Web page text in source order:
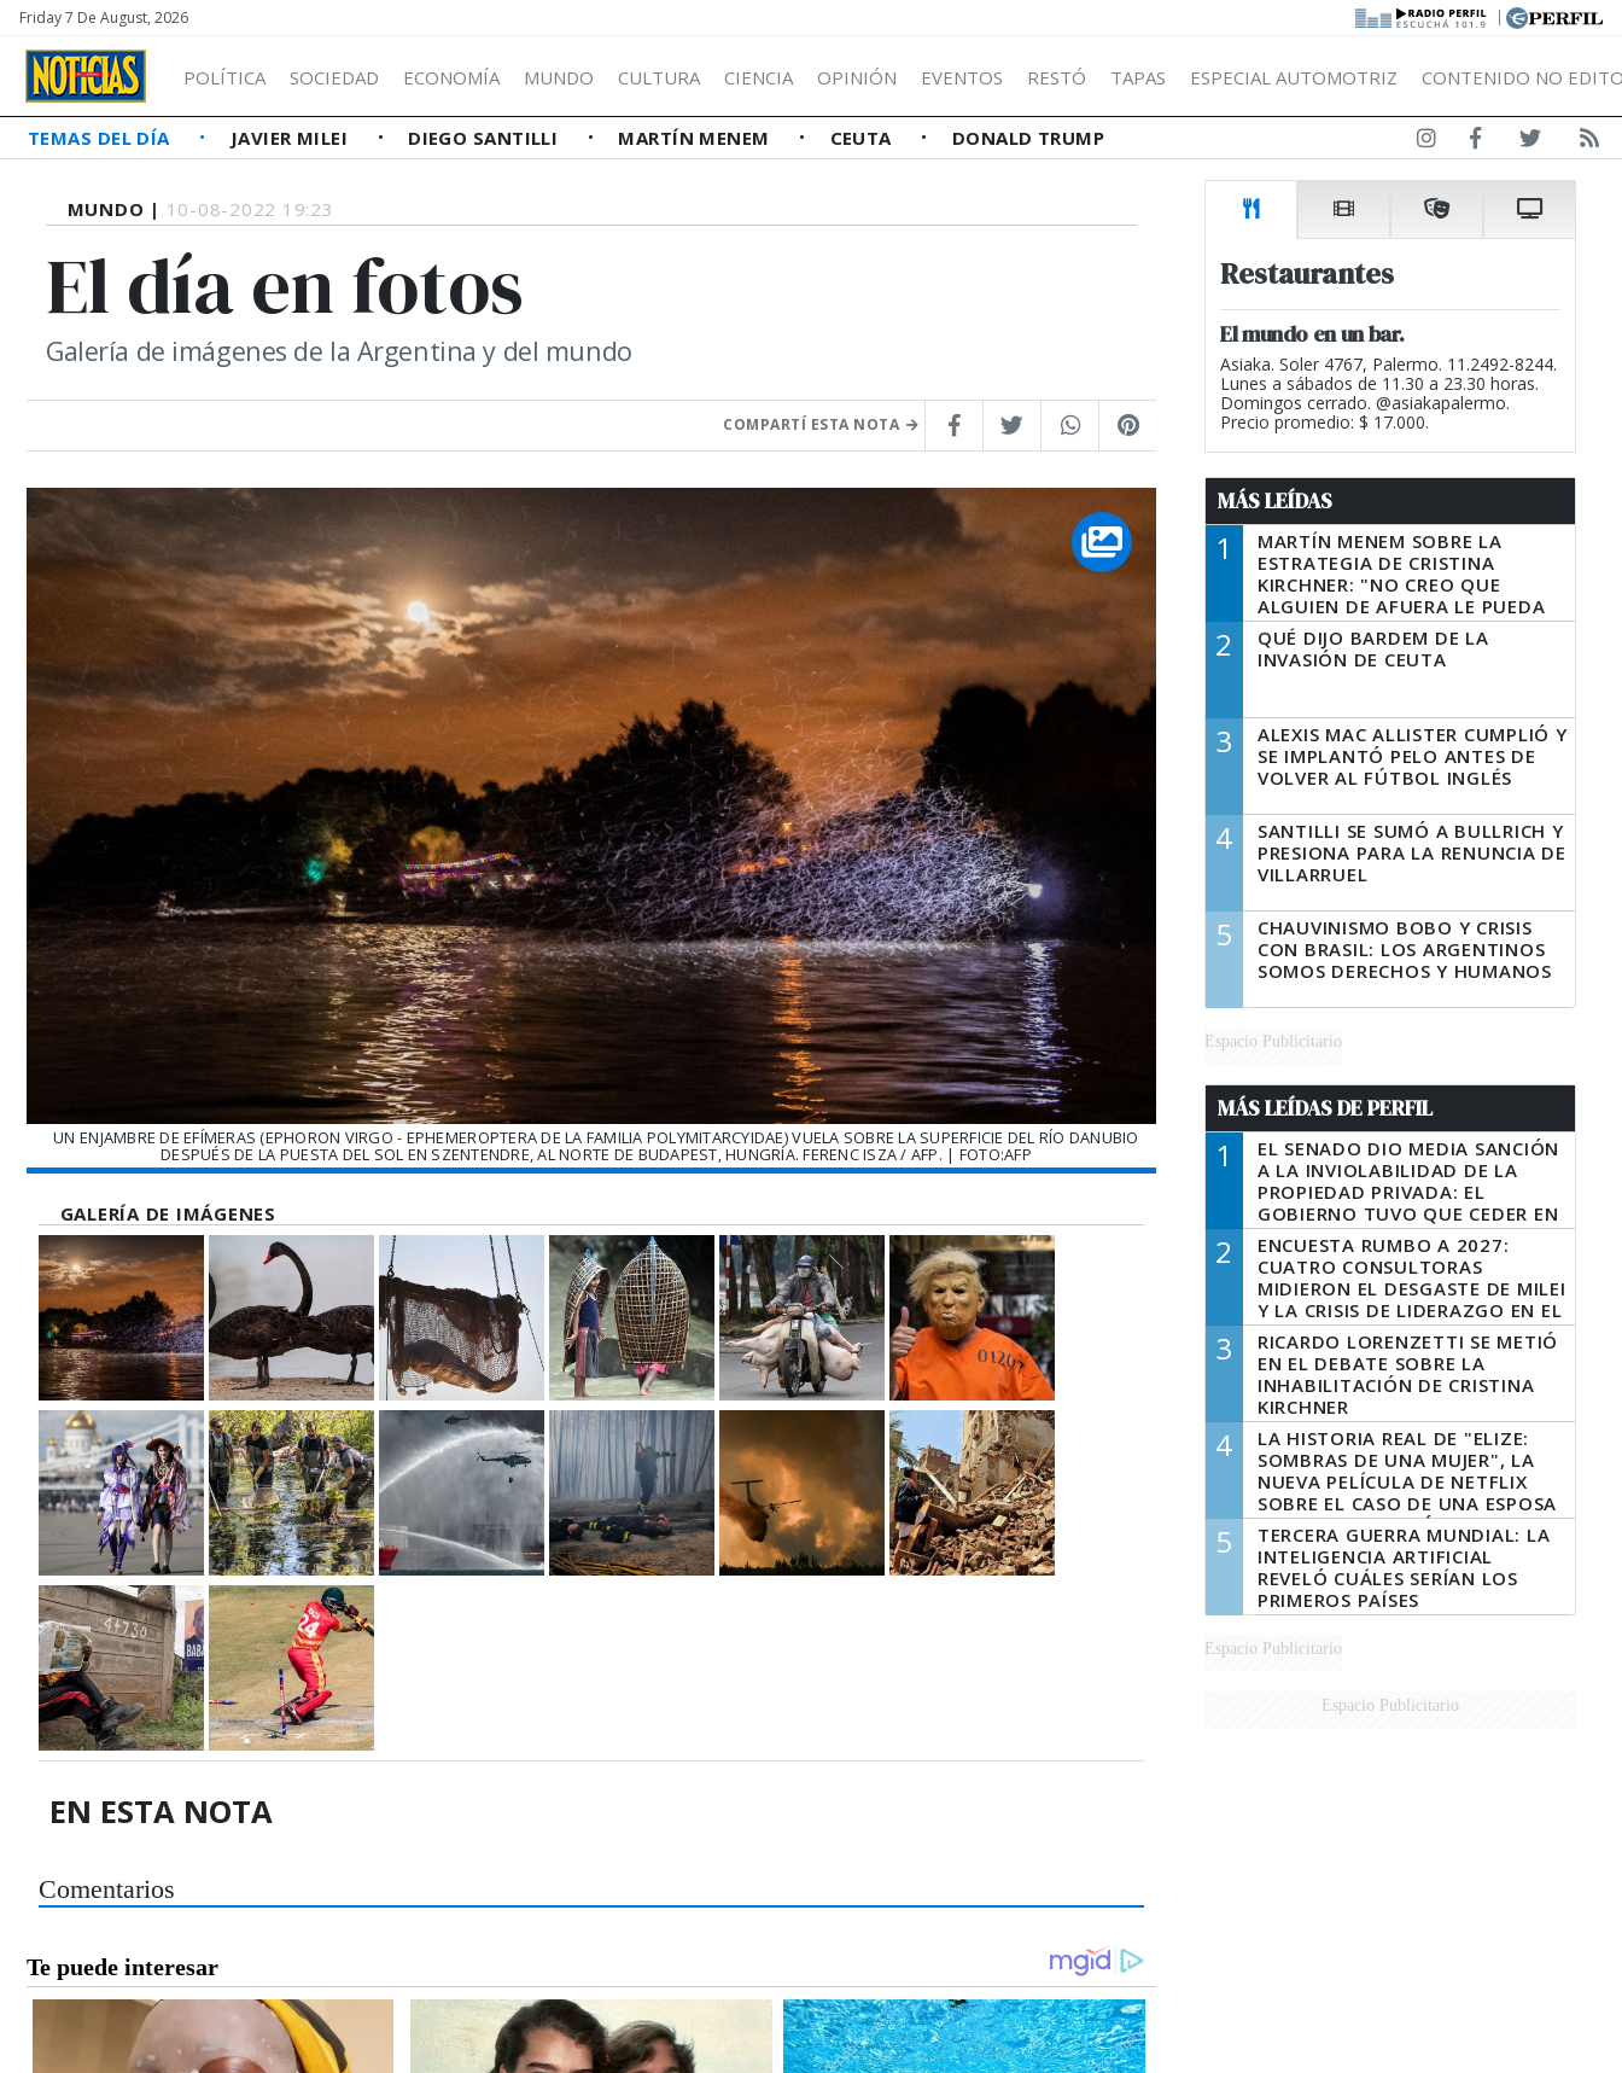
Friday 7 De August, 2026 |
POLÍTICA SOCIEDAD ECONOMÍA MUNDO CULTURA CIENCIA OPINIÓN EVENTOS RESTÓ TAPAS ESPECIAL AUTOMOTRIZ CONTENIDO NO
TEMAS DEL DÍA JAVIER MILEI DIEGO SANTILLI MARTÍN MENEM CEUTA DONALD TRUMP
MUNDO | 10-08-2022 19:23
El día en fotos
Galería de imágenes de la Argentina y del mundo
COMPARTÍ ESTA NOTA
UN ENJAMBRE DE EFÍMERAS (EPHORON VIRGO - EPHEMEROPTERA DE LA FAMILIA POLYMITARCYIDAE) VUELA SOBRE LA SUPERFICIE DEL RÍO DANUBIO
DESPUÉS DE LA PUESTA DEL SOL EN SZENTENDRE, AL NORTE DE BUDAPEST, HUNGRÍA. FERENC ISZA / AFP. | FOTO:AFP
GALERÍA DE IMÁGENES
EN ESTA NOTA
Comentarios
Restaurantes
El mundo en un bar.
Asiaka. Soler 4767, Palermo. 11.2492-8244.
Lunes a sábados de 11.30 a 23.30 horas.
Domingos cerrado. @asiakapalermo.
Precio promedio: $ 17.000.
MÁS LEÍDAS
1
MARTÍN MENEM SOBRE LA
ESTRATEGIA DE CRISTINA
KIRCHNER: "NO CREO QUE
ALGUIEN DE AFUERA LE PUEDA
DECIR A LA JUSTICIA LO QUE
TIENE QUE HACER"
2
QUÉ DIJO BARDEM DE LA
INVASIÓN DE CEUTA
3
ALEXIS MAC ALLISTER CUMPLIÓ Y
SE IMPLANTÓ PELO ANTES DE
VOLVER AL FÚTBOL INGLÉS
4
SANTILLI SE SUMÓ A BULLRICH Y
PRESIONA PARA LA RENUNCIA DE
VILLARRUEL
5
CHAUVINISMO BOBO Y CRISIS
CON BRASIL: LOS ARGENTINOS
SOMOS DERECHOS Y HUMANOS
Espacio Publicitario
MÁS LEÍDAS DE PERFIL
1
EL SENADO DIO MEDIA SANCIÓN
A LA INVIOLABILIDAD DE LA
PROPIEDAD PRIVADA: EL
GOBIERNO TUVO QUE CEDER EN
LA LEY DEL MANEJO DEL FUEGO
2
ENCUESTA RUMBO A 2027:
CUATRO CONSULTORAS
MIDIERON EL DESGASTE DE MILEI
Y LA CRISIS DE LIDERAZGO EN EL
PERONISMO
3
RICARDO LORENZETTI SE METIÓ
EN EL DEBATE SOBRE LA
INHABILITACIÓN DE CRISTINA
KIRCHNER
4
LA HISTORIA REAL DE "ELIZE:
SOMBRAS DE UNA MUJER", LA
NUEVA PELÍCULA DE NETFLIX
SOBRE EL CASO DE UNA ESPOSA
QUE DESCUARTIZÓ A SU
MARIDO
5
TERCERA GUERRA MUNDIAL: LA
INTELIGENCIA ARTIFICIAL
REVELÓ CUÁLES SERÍAN LOS
PRIMEROS PAÍSES
LATINOAMERICANOS EN SER
DERROTADOS
Espacio Publicitario
Espacio Publicitario